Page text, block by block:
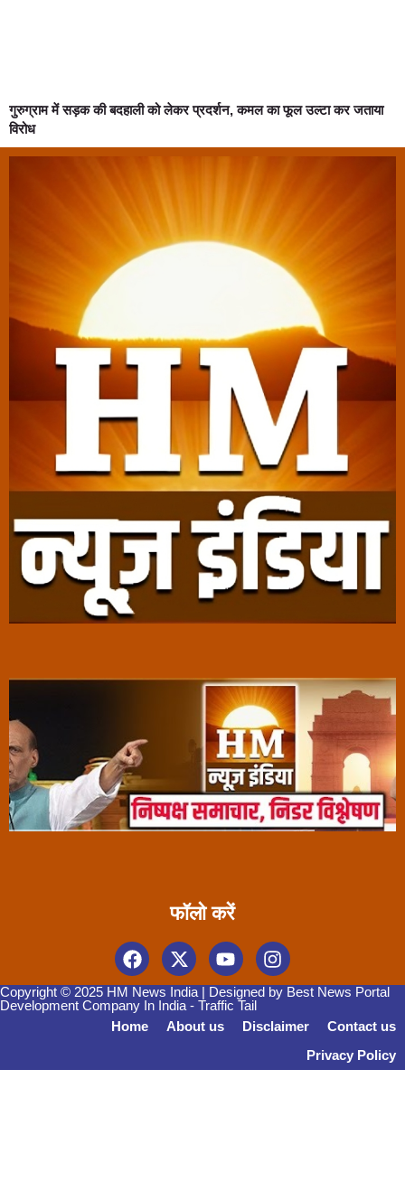
गुरुग्राम में सड़क की बदहाली को लेकर प्रदर्शन, कमल का फूल उल्टा कर जताया
विरोध
फॉलो करें
Copyright © 2025 HM News India | Designed by Best News Portal
Development Company In India - Traffic Tail
Home
About us Disclaimer
Contact us
Privacy Policy